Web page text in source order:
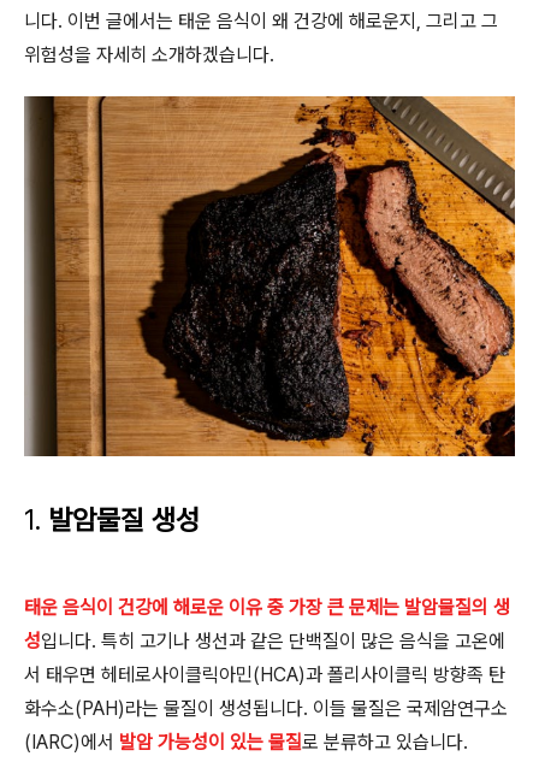
니다. 이번 글에서는 태운 음식이 왜 건강에 해로운지, 그리고 그
위험성을 자세히 소개하겠습니다.
1. 발암물질 생성
태운 음식이 건강에 해로운 이유 중 가장 큰 문제는 발암물질의 생
성입니다. 특히 고기나 생선과 같은 단백질이 많은 음식을 고온에
서 태우면 헤테로사이클릭아민(HCA)과 폴리사이클릭 방향족 탄
화수소(PAH)라는 물질이 생성됩니다. 이들 물질은 국제암연구소
(IARC)에서 발암 가능성이 있는 물질로 분류하고 있습니다.